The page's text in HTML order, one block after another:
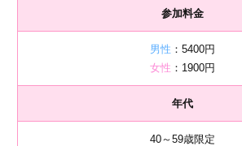
参加料金
男性 ：5400円
女性 ：1900円
年代
40～59歳限定